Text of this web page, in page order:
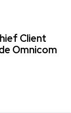
Client
Omnicom